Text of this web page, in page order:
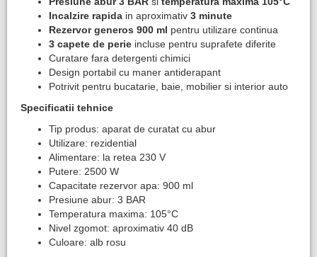
Incalzire rapida in aproximativ 3 minute
Rezervor generos 900 ml pentru utilizare continua
3 capete de perie incluse pentru suprafete diferite
Curatare fara detergenti chimici
Design portabil cu maner antiderapant
Potrivit pentru bucatarie, baie, mobilier si interior auto
Specificatii tehnice
Tip produs: aparat de curatat cu abur
Utilizare: rezidential
Alimentare: la retea 230 V
Putere: 2500 W
Capacitate rezervor apa: 900 ml
Presiune abur: 3 BAR
Temperatura maxima: 105°C
Nivel zgomot: aproximativ 40 dB
Culoare: alb rosu